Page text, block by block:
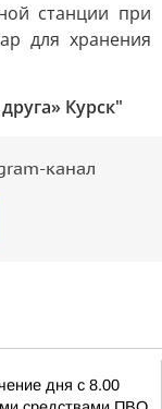
станции при
для хранения
Курск"
канал
дня с 8.00